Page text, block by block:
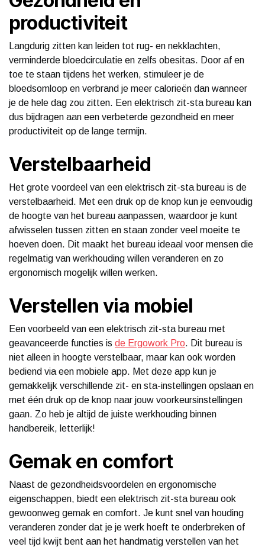
productiviteit
Langdurig zitten kan leiden tot rug- en nekklachten,
verminderde bloedcirculatie en zelfs obesitas. Door af en
toe te staan tijdens het werken, stimuleer je de
bloedsomloop en verbrand je meer calorieën dan wanneer
je de hele dag zou zitten. Een elektrisch zit-sta bureau kan
dus bijdragen aan een verbeterde gezondheid en meer
productiviteit op de lange termijn.
Verstelbaarheid
Het grote voordeel van een elektrisch zit-sta bureau is de
verstelbaarheid. Met een druk op de knop kun je eenvoudig
de hoogte van het bureau aanpassen, waardoor je kunt
afwisselen tussen zitten en staan zonder veel moeite te
hoeven doen. Dit maakt het bureau ideaal voor mensen die
regelmatig van werkhouding willen veranderen en zo
ergonomisch mogelijk willen werken.
Verstellen via mobiel
Een voorbeeld van een elektrisch zit-sta bureau met
geavanceerde functies is de Ergowork Pro. Dit bureau is
niet alleen in hoogte verstelbaar, maar kan ook worden
bediend via een mobiele app. Met deze app kun je
gemakkelijk verschillende zit- en sta-instellingen opslaan en
met één druk op de knop naar jouw voorkeursinstellingen
gaan. Zo heb je altijd de juiste werkhouding binnen
handbereik, letterlijk!
Gemak en comfort
Naast de gezondheidsvoordelen en ergonomische
eigenschappen, biedt een elektrisch zit-sta bureau ook
gewoonweg gemak en comfort. Je kunt snel van houding
veranderen zonder dat je je werk hoeft te onderbreken of
veel tijd kwijt bent aan het handmatig verstellen van het